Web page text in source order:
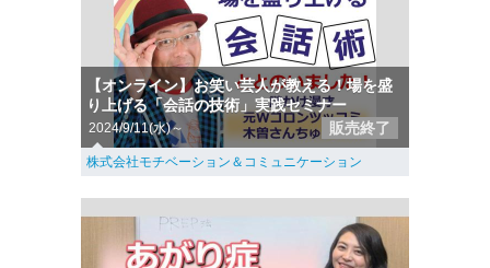
【オンライン】お笑い芸人が教える！場を盛
り上げる「会話の技術」実践セミナー
2024/9/11(水)～ 販売終了
株式会社モチベーション＆コミュニケーション